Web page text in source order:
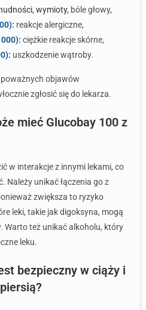
, wymioty, bóle głowy,
reakcje alergiczne,
ciężkie reakcje skórne,
uszkodzenie wątroby.
objawów
zgłosić się do lekarza.
mieć Glucobay 100 z
w interakcje z innymi lekami, co
Należy unikać łączenia go z
zwiększa to ryzyko
leki, takie jak digoksyna, mogą
Warto też unikać alkoholu, który
leku.
bezpieczny w ciąży i